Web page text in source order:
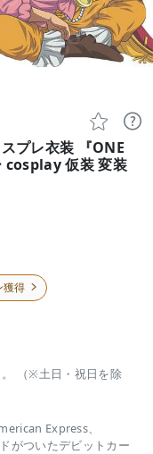
 
プレ衣装 『ONE
cosplay 仮装 変装
獲得 
（※土日・祝日を除
Express、
がついたデビットカー